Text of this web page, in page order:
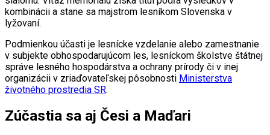
kombinácii a stane sa majstrom lesníkom Slovenska v
lyžovaní.
Podmienkou účasti je lesnícke vzdelanie alebo zamestnanie
v subjekte obhospodarujúcom les, lesníckom školstve štátnej
správe lesného hospodárstva a ochrany prírody či v inej
organizácii v zriaďovateľskej pôsobnosti Ministerstva
životného prostredia SR.
Zúčastia sa aj Česi a Maďari